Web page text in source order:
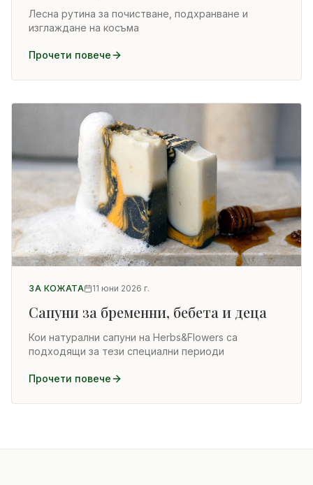
Лесна рутина за почистване, подхранване и
изглаждане на косъма
Прочети повече
ЗА КОЖАТА 11 юни 2026 г.
Сапуни за бременни, бебета и деца
Кои натурални сапуни на Herbs&Flowers са
подходящи за тези специални периоди
Прочети повече